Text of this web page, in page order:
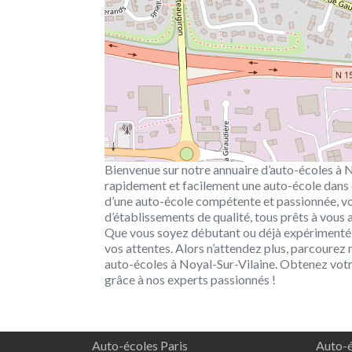
Bienvenue sur notre annuaire d’auto-écoles
rapidement et facilement une auto-école
d’une auto-école compétente et passionnée,
d’établissements de qualité, tous prêts à
Que vous soyez débutant ou déjà
vos attentes. Alors n’attendez plus,
auto-écoles à Noyal-Sur-Vilaine. Obtenez
grâce à nos experts passionnés !
Auto-écoles Paris Auto-